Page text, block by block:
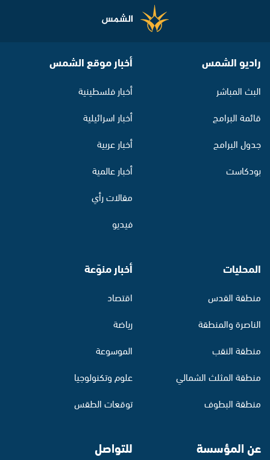
راديو الشمس
البث المباشر
قائمة البرامج
جدول البرامج
بودكاست
أخبار موقع الشمس
أخبار فلسطينية
أخبار اسرائيلية
أخبار عربية
أخبار عالمية
مقالات رأي
فيديو
المحليات
منطقة القدس
الناصرة والمنطقة
منطقة النقب
منطقة المثلث الشمالي
منطقة البطوف
أخبار منوّعة
اقتصاد
رياضة
الموسوعة
علوم وتكنولوجيا
توقعات الطقس
عن المؤسسة للتواصل